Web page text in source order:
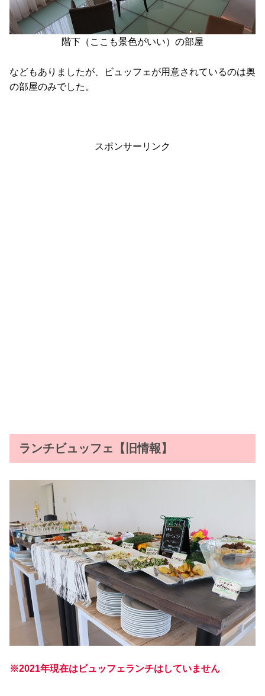
階下（ここも景色がいい）の部屋
などもありましたが、ビュッフェが用意されているのは奥
の部屋のみでした。
スポンサーリンク
ランチビュッフェ【旧情報】
※2021年現在はビュッフェランチはしていません